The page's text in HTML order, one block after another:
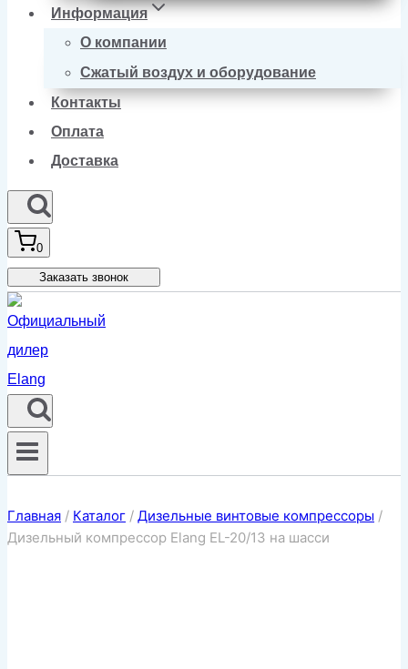
Информация
О компании
Сжатый воздух и оборудование
Контакты
Оплата
Доставка
0
Заказать звонок
Главная / Каталог / Дизельные винтовые компрессоры /
Дизельный компрессор Elang EL-20/13 на шасси